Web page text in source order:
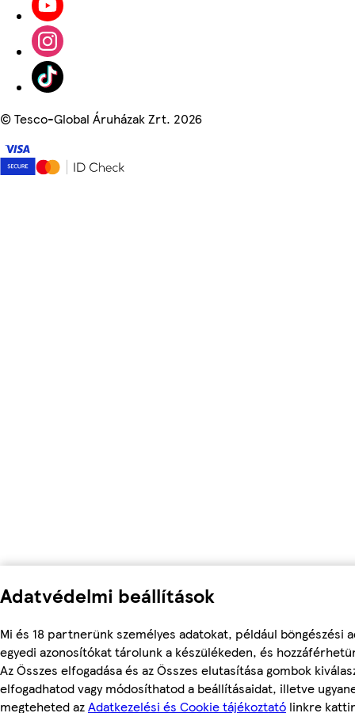
Adatvédelmi beállítások
Mi és 18 partnerünk személyes adatokat, például böngészési
egyedi azonosítókat tárolunk a készülékeden, és
Az Összes elfogadása és az Összes elutasítása gombok
elfogadhatod vagy módosíthatod a beállításaidat, illetve
megteheted azAdatkezelési és Cookie tájékoztató linkre
©Tesco-Global Áruházak Zrt. 2026